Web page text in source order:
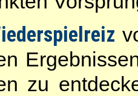
zu